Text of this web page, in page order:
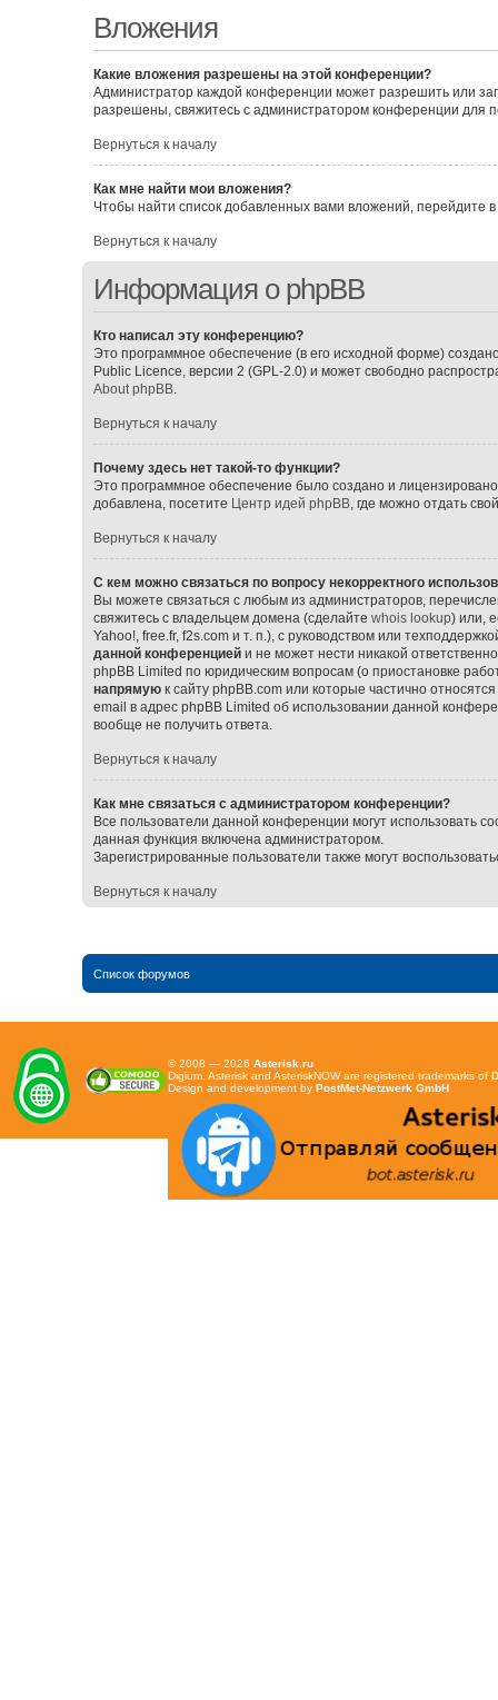
Вложения
Какие вложения разрешены на этой конференции?
Администратор каждой конференции может разрешить или
разрешены, свяжитесь с администратором конференции для
Вернуться к началу
Как мне найти мои вложения?
Чтобы найти список добавленных вами вложений,
Вернуться к началу
Информация о phpBB
Кто написал эту конференцию?
Это программное обеспечение (в его исходной форме)
Public Licence, версии 2 (GPL-2.0) и может свободно
About phpBB.
Вернуться к началу
Почему здесь нет такой-то функции?
Это программное обеспечение было создано и
добавлена, посетите Центр идей phpBB, где можно отдать
Вернуться к началу
С кем можно связаться по вопросу некорректного
Вы можете связаться с любым из администраторов,
свяжитесь с владельцем домена (сделайте whois lookup) или,
Yahoo!, free.fr, f2s.com и т. п.), с руководством или
данной конференциейи не может нести никакой
phpBB Limited по юридическим вопросам (о приостановке
напрямуюк сайту phpBB.com или которые частично
email в адрес phpBB Limited об использовании данной
вообще не получить ответа.
Вернуться к началу
Как мне связаться с администратором конференции?
Все пользователи данной конференции могут использовать
данная функция включена администратором.
Зарегистрированные пользователи также могут
Вернуться к началу
Список форумов
© 2008 — 2026 Asterisk.ru
Digium, Asterisk and AsteriskNOW are registered trademarks of
Design and development by PostMet-Netzwerk GmbH